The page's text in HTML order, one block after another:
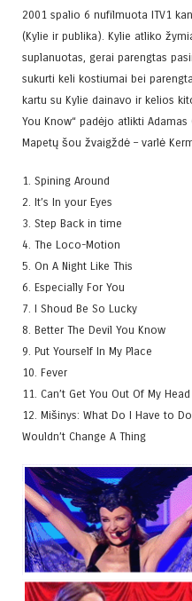
2001 spalio 6 nufilmuota ITV1
(Kylie ir publika). Kylie atliko
suplanuotas, gerai parengtas
sukurti keli kostiumai bei
kartu su Kylie dainavo ir kelios
You Know“ padėjo atlikti Adamas
Mapetų šou žvaigždė – varlė
1. Spining Around
2. It’s In your Eyes
3. Step Back in time
4. The Loco-Motion
5. On A Night Like This
6. Especially For You
7. I Shoud Be So Lucky
8. Better The Devil You Know
9. Put Yourself In My Place
10. Fever
11. Can’t Get You Out Of My Head
12. Mišinys: What Do I Have to
Wouldn’t Change A Thing